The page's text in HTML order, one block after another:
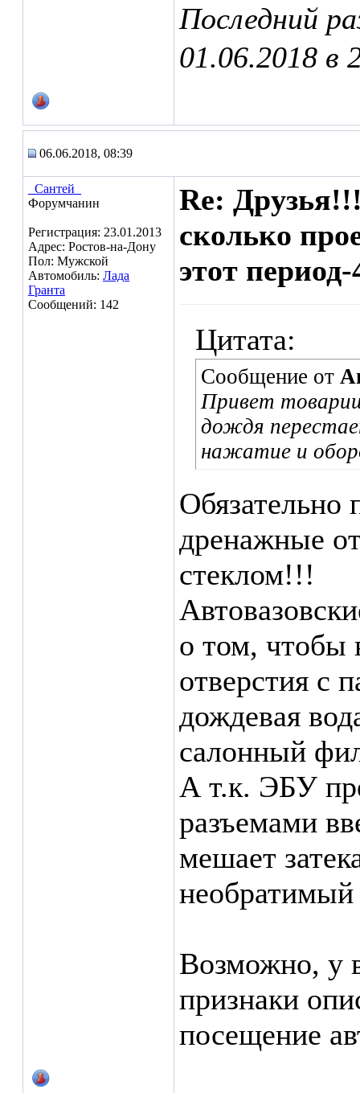
Последний
01.06.2018 в
06.06.2018, 08:39
_Сантей_
Форумчанин
Регистрация: 23.01.2013
Адрес: Ростов-на-Дону
Пол: Мужской
Автомобиль: Лада
Гранта
Сообщений: 142
Re:
сколько
этот период-
Цитата:
Сообщение от
Привет
дождя
нажатие и
Обязательно
дренажные
стеклом!!!
о том, чтобы
отверстия с
дождевая
салонный
А т.к. ЭБУ
разъемами
мешает
Возможно, у
признаки
посещение